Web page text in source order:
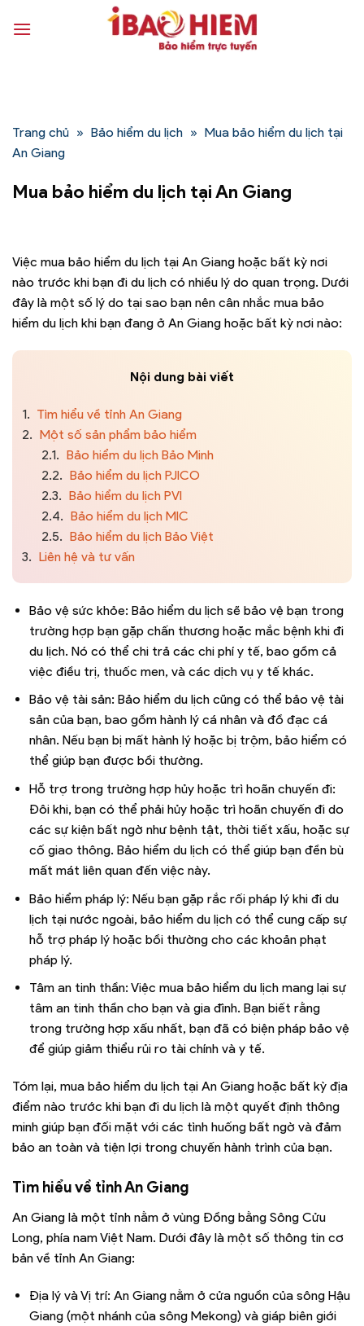
qua
Trang chủ » Bảo hiểm du lịch » Mua bảo hiểm du lịch tại
An Giang
Mua bảo hiểm du lịch tại An Giang
Việc mua bảo hiểm du lịch tại An Giang hoặc bất kỳ nơi
nào trước khi bạn đi du lịch có nhiều lý do quan trọng. Dưới
đây là một số lý do tại sao bạn nên cân nhắc mua bảo
hiểm du lịch khi bạn đang ở An Giang hoặc bất kỳ nơi nào:
Nội dung bài viết
1. Tìm hiểu về tỉnh An Giang
2. Một số sản phẩm bảo hiểm
2.1. Bảo hiểm du lịch Bảo Minh
2.2. Bảo hiểm du lịch PJICO
2.3. Bảo hiểm du lịch PVI
2.4. Bảo hiểm du lịch MIC
2.5. Bảo hiểm du lịch Bảo Việt
3. Liên hệ và tư vấn
Bảo vệ sức khỏe: Bảo hiểm du lịch sẽ bảo vệ bạn trong
trường hợp bạn gặp chấn thương hoặc mắc bệnh khi đi
du lịch. Nó có thể chi trả các chi phí y tế, bao gồm cả
việc điều trị, thuốc men, và các dịch vụ y tế khác.
Bảo vệ tài sản: Bảo hiểm du lịch cũng có thể bảo vệ tài
sản của bạn, bao gồm hành lý cá nhân và đồ đạc cá
nhân. Nếu bạn bị mất hành lý hoặc bị trộm, bảo hiểm có
thể giúp bạn được bồi thường.
Hỗ trợ trong trường hợp hủy hoặc trì hoãn chuyến đi:
Đôi khi, bạn có thể phải hủy hoặc trì hoãn chuyến đi do
các sự kiện bất ngờ như bệnh tật, thời tiết xấu, hoặc sự
cố giao thông. Bảo hiểm du lịch có thể giúp bạn đền bù
mất mát liên quan đến việc này.
Bảo hiểm pháp lý: Nếu bạn gặp rắc rối pháp lý khi đi du
lịch tại nước ngoài, bảo hiểm du lịch có thể cung cấp sự
hỗ trợ pháp lý hoặc bồi thường cho các khoản phạt
pháp lý.
Tâm an tinh thần: Việc mua bảo hiểm du lịch mang lại sự
tâm an tinh thần cho bạn và gia đình. Bạn biết rằng
trong trường hợp xấu nhất, bạn đã có biện pháp bảo vệ
để giúp giảm thiểu rủi ro tài chính và y tế.
Tóm lại, mua bảo hiểm du lịch tại An Giang hoặc bất kỳ địa
điểm nào trước khi bạn đi du lịch là một quyết định thông
minh giúp bạn đối mặt với các tình huống bất ngờ và đảm
bảo an toàn và tiện lợi trong chuyến hành trình của bạn.
Tìm hiểu về tỉnh An Giang
An Giang là một tỉnh nằm ở vùng Đồng bằng Sông Cửu
Long, phía nam Việt Nam. Dưới đây là một số thông tin cơ
bản về tỉnh An Giang:
Địa lý và Vị trí: An Giang nằm ở cửa nguồn của sông Hậu
Giang (một nhánh của sông Mekong) và giáp biên giới